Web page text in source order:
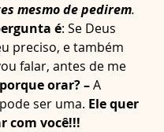
mesmo de pedirem.
é: Se Deus
preciso, e também
falar, antes de me
porque orar? – A
ser uma. Ele quer
com você!!!